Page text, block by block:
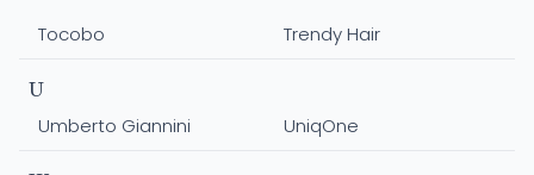
Tocobo Trendy Hair
U
Umberto Giannini UniqOne